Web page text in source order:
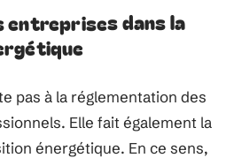
entreprises dans la
pas à la réglementation des
Elle fait également la
énergétique. En ce sens,